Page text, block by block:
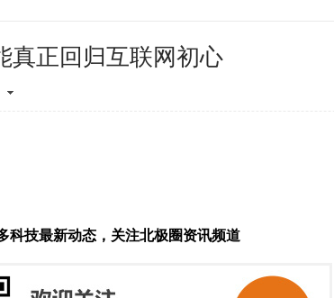
真正回归互联网初心
科技最新动态，关注北极圈资讯频道